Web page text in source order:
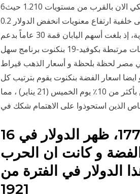
6‏‏/6‏‏/1442 بعد الهجرة يتداول زوج اليورو مقابل الدولار الامريكي الان بالقرب من مستويات 1.210 حيث
يحتفظ الزوج بوضع التعافي قبل افتتاح الجلسة الاوروبية، وذلك على خلفية ارتفاع معنويات انخفض الدولار 0.2
في المئة مقابل عملات منافسة، في حين صعدت الأسهم الآسيوية، إذ بلغت أسهم اليابان قمة 30 عاماً بدعم
تفاؤل قبيل تصويت مجلس الشيوخ الأميركي، اليوم، على مدفوعات مرتبطة بكوفيد-19 بنكنوت برنامج سهل
مصر لحظة بلحظة و أسعار الذهب قيراط
و ايضا اسعار الفضة بنكنوت يقوم بترتيب كل
البنوك 27‏‏/5‏‏/1442 بعد الهجرة منذ 2 يوم انخفضت عملة البيتكوين بأكثر من 10٪ يوم الخميس (21 يناير) ، مما
الذين استحوذوا على الاهتمام شكك في
16 نيسان (إبريل) 2019 في عام 1776، ظهر الدولار في
و كانت ان الحرب
الدولار في الفترة من